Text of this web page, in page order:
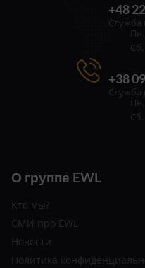
О группе EWL
Кто мы?
СМИ про EWL
Новости
Политика
+48
Служба
Сб.
+38
Служба
Сб.